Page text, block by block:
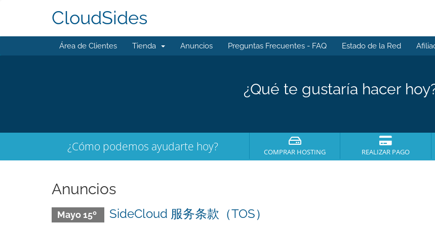
CloudSides
Área de Clientes Tienda Anuncios Preguntas Frecuentes - FAQ Estado de la Red
¿Qué te gustaría hacer
¿Cómo podemos ayudarte hoy? COMPRAR HOSTING REALIZAR PAGO
Anuncios
Mayo 15º SideCloud 服务条款（TOS）